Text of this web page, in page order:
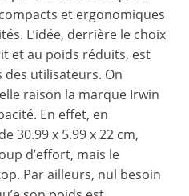
et ergonomiques
L’idée, derrière le choix
et au poids réduits, est
utilisateurs. On
raison la marque Irwin
En effet, en
30.99 x 5.99 x 22 cm,
d’effort, mais le
Par ailleurs, nul besoin